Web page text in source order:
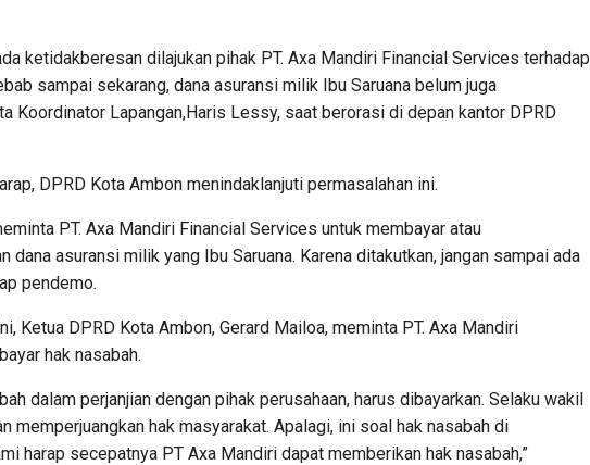
ketidakberesan dilajukan pihak PT. Axa Mandiri Financial Services terhadap
sampai sekarang, dana asuransi milik Ibu Saruana belum juga
Koordinator Lapangan,Haris Lessy, saat berorasi di depan kantor DPRD
DPRD Kota Ambon menindaklanjuti permasalahan ini.
PT. Axa Mandiri Financial Services untuk membayar atau
dana asuransi milik yang Ibu Saruana. Karena ditakutkan, jangan sampai ada
pendemo.
Ketua DPRD Kota Ambon, Gerard Mailoa, meminta PT. Axa Mandiri
hak nasabah.
dalam perjanjian dengan pihak perusahaan, harus dibayarkan. Selaku wakil
memperjuangkan hak masyarakat. Apalagi, ini soal hak nasabah di
harap secepatnya PT Axa Mandiri dapat memberikan hak nasabah,”